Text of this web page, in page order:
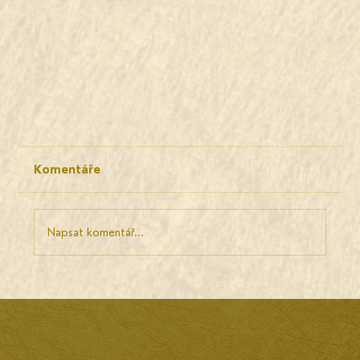
TOPNÉ SYSTÉMY
Komentáře
Napsat komentář...